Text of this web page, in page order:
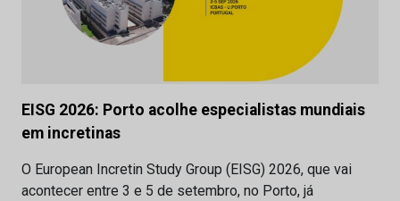
EISG 2026: Porto acolhe especialistas mundiais
em incretinas
O European Incretin Study Group (EISG) 2026, que vai
acontecer entre 3 e 5 de setembro, no Porto, já